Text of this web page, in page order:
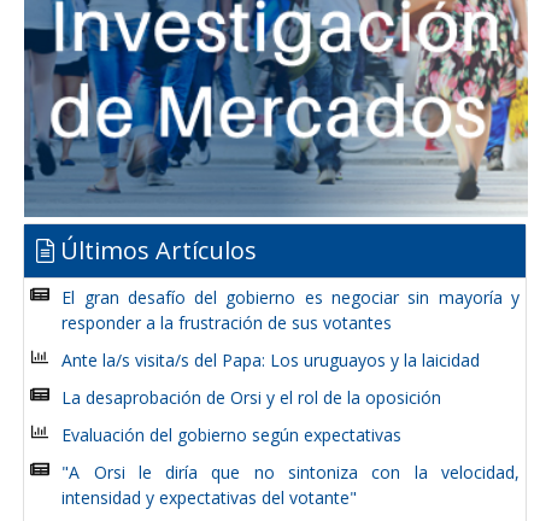
Últimos Artículos
El gran desafío del gobierno es negociar sin mayoría y
responder a la frustración de sus votantes
Ante la/s visita/s del Papa: Los uruguayos y la laicidad
La desaprobación de Orsi y el rol de la oposición
Evaluación del gobierno según expectativas
"A Orsi le diría que no sintoniza con la velocidad,
intensidad y expectativas del votante"